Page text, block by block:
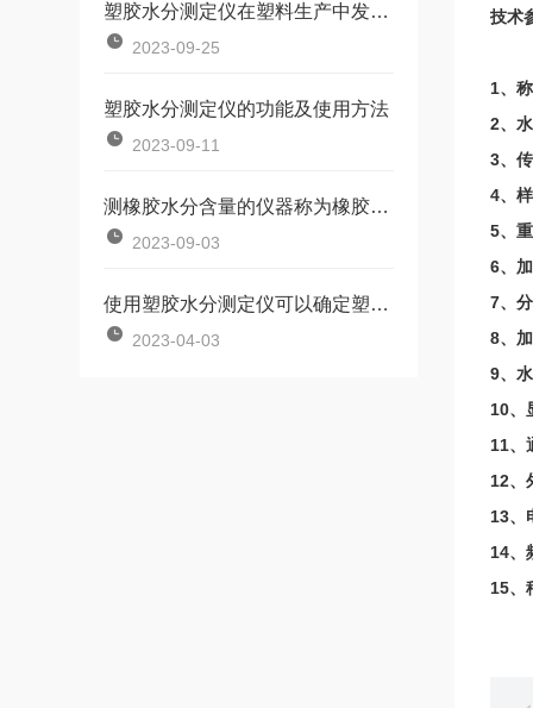
塑胶水分测定仪在塑料生产中发挥重要作用
2023-09-25
塑胶水分测定仪的功能及使用方法
2023-09-11
测橡胶水分含量的仪器称为橡胶水分检测仪
2023-09-03
使用塑胶水分测定仪可以确定塑料材料的品质和稳定性
2023-04-03
技术
1、
2、
3、
4、
5、
6、
7、
8、
9、
10、
11、
12、
13、
14、
15、